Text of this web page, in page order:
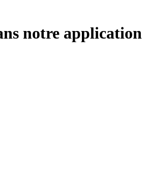
notre application